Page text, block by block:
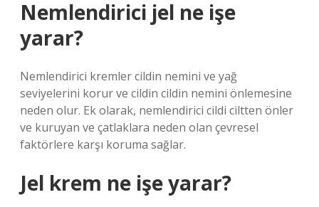
Nemlendirici jel ne işe
yarar?
Nemlendirici kremler cildin nemini ve yağ
seviyelerini korur ve cildin cildin nemini önlemesine
neden olur. Ek olarak, nemlendirici cildi ciltten önler
ve kuruyan ve çatlaklara neden olan çevresel
faktörlere karşı koruma sağlar.
Jel krem ne işe yarar?